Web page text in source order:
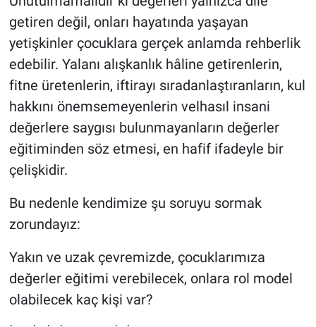
getiren değil, onları hayatında yaşayan
yetişkinler çocuklara gerçek anlamda rehberlik
edebilir. Yalanı alışkanlık hâline getirenlerin,
fitne üretenlerin, iftirayı sıradanlaştıranların, kul
hakkını önemsemeyenlerin velhasıl insani
değerlere saygısı bulunmayanların değerler
eğitiminden söz etmesi, en hafif ifadeyle bir
çelişkidir.
Bu nedenle kendimize şu soruyu sormak
zorundayız:
Yakın ve uzak çevremizde, çocuklarımıza
değerler eğitimi verebilecek, onlara rol model
olabilecek kaç kişi var?